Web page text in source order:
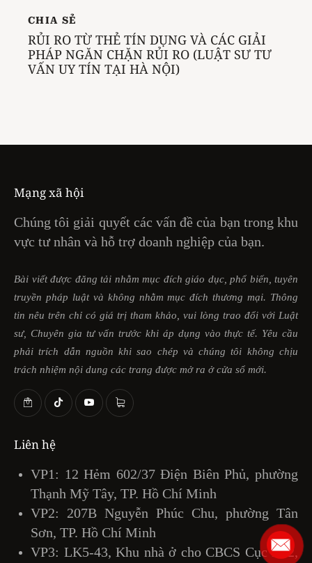
CHIA SẺ
RỦI RO TỪ THẺ TÍN DỤNG VÀ CÁC GIẢI
PHÁP NGĂN CHẶN RỦI RO (LUẬT SƯ TƯ
VẤN UY TÍN TẠI HÀ NỘI)
Mạng xã hội
Chúng tôi giải quyết các vấn đề của bạn trong khu
vực tư nhân và hỗ trợ doanh nghiệp của bạn.
Bài viết được đăng tải nhằm mục đích giáo dục, phổ biến, tuyên
truyền pháp luật và không nhằm mục đích thương mại. Thông
tin nêu trên chỉ có giá trị tham khảo, vui lòng trao đổi với Luật
sư, Chuyên gia tư vấn trước khi áp dụng vào thực tế. Yêu cầu
phải trích dẫn nguồn khi sao chép và chúng tôi không chịu
trách nhiệm nội dung các trang được mở ra ở cửa sổ mới.
Liên hệ
VP1: 12 Hẻm 602/37 Điện Biên Phủ, phường
Thạnh Mỹ Tây, TP. Hồ Chí Minh
VP2: 207B Nguyễn Phúc Chu, phường Tân
Sơn, TP. Hồ Chí Minh
VP3: LK5-43, Khu nhà ở cho CBCS Cục B42,